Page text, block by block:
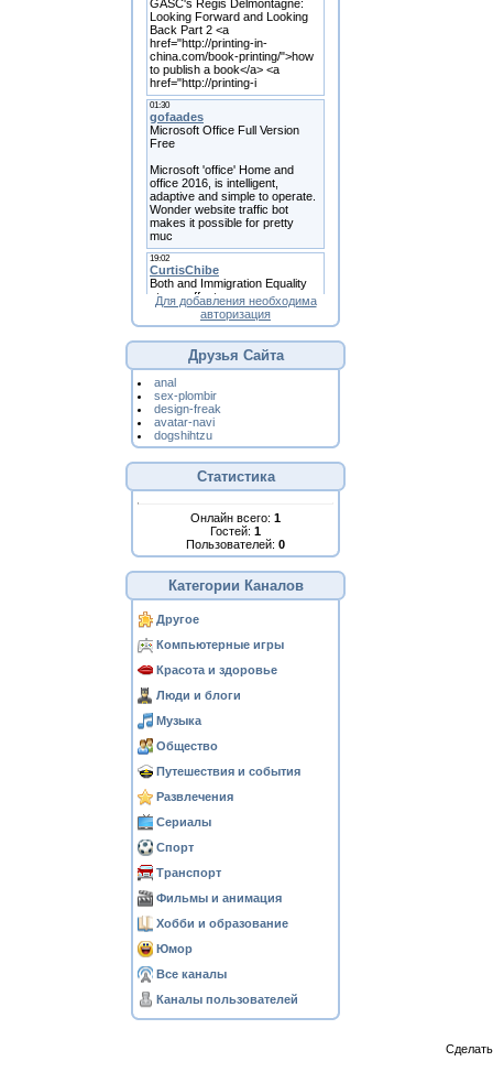
Для добавления необходима
авторизация
Друзья Сайта
anal
sex-plombir
design-freak
avatar-navi
dogshihtzu
Статистика
Онлайн всего: 1
Гостей: 1
Пользователей: 0
Категории Каналов
Другое
Компьютерные игры
Красота и здоровье
Люди и блоги
Музыка
Общество
Путешествия и события
Развлечения
Сериалы
Спорт
Транспорт
Фильмы и анимация
Хобби и образование
Юмор
Все каналы
Каналы пользователей